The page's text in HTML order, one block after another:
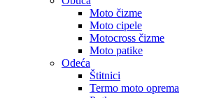
Moto čizme
Moto cipele
Motocross čizme
Moto patike
Odeća
Štitnici
Termo moto oprema